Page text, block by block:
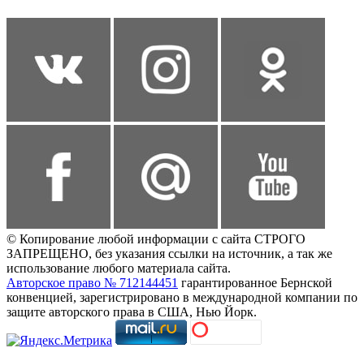
© Копирование любой информации с сайта СТРОГО
ЗАПРЕЩЕНО, без указания ссылки на источник, а так же
использование любого материала сайта.
Авторское право № 712144451 гарантированное Бернской
конвенцией, зарегистрировано в международной компании по
защите авторского права в США, Нью Йорк.